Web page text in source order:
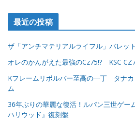
最近の投稿
ザ「アンチマテリアルライフル」バレッ
オレのかんがえた最強のCz75!? KSC
Kフレームリボルバー至高の一丁 タナカ
ム
36年ぶりの華麗な復活！ルパン三世ゲー
ハリウッド』復刻盤